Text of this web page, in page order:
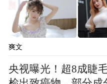
爽文
央视曝光！超8成睫